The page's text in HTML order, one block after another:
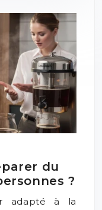
du
?
adapté à la